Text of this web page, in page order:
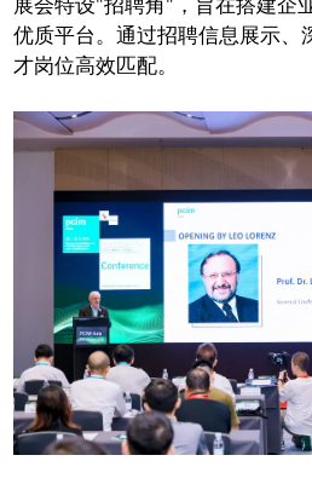
优质平台。通过招聘信息展示、
才岗位高效匹配。